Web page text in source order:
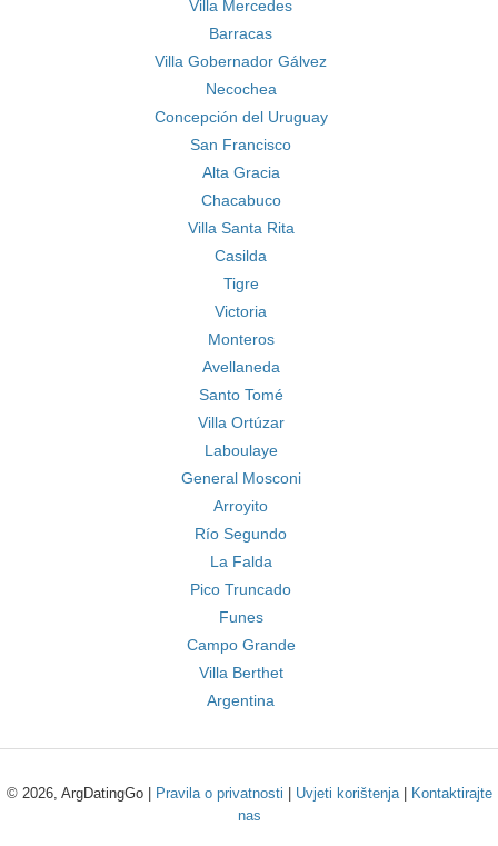
Villa Mercedes
Barracas
Villa Gobernador Gálvez
Necochea
Concepción del Uruguay
San Francisco
Alta Gracia
Chacabuco
Villa Santa Rita
Casilda
Tigre
Victoria
Monteros
Avellaneda
Santo Tomé
Villa Ortúzar
Laboulaye
General Mosconi
Arroyito
Río Segundo
La Falda
Pico Truncado
Funes
Campo Grande
Villa Berthet
Argentina
© 2026, ArgDatingGo | Pravila o privatnosti Uvjeti korištenja|
Kontaktirajte
nas